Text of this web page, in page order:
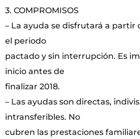
3. COMPROMISOS
– La ayuda se disfrutará a partir
el periodo
pactado y sin interrupción. Es
inicio antes de
finalizar 2018.
– Las ayudas son directas,
intransferibles. No
cubren las prestaciones